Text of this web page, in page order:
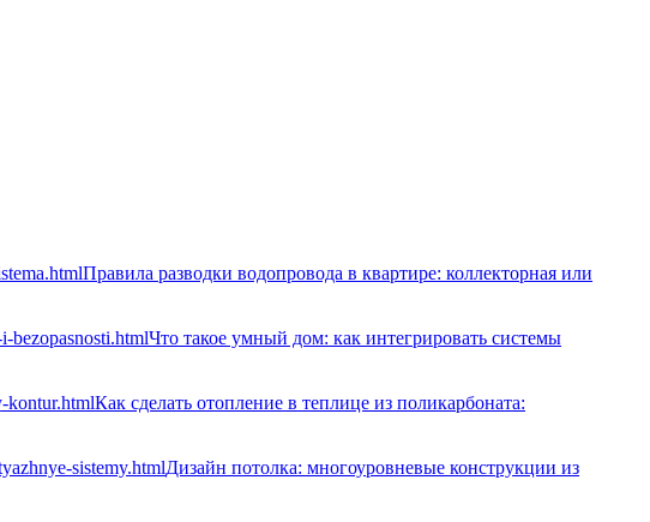
Правила разводки водопровода в квартире: коллекторная или
Что такое умный дом: как интегрировать системы
Как сделать отопление в теплице из поликарбоната:
Дизайн потолка: многоуровневые конструкции из